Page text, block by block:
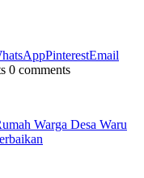
PinterestEmail
0 comments
Warga Desa Waru